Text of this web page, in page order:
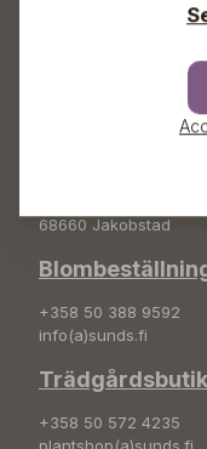
68660 Jakobstad
+358 50 388 9592
info(a)sunds.fi
+358 50 572 4235